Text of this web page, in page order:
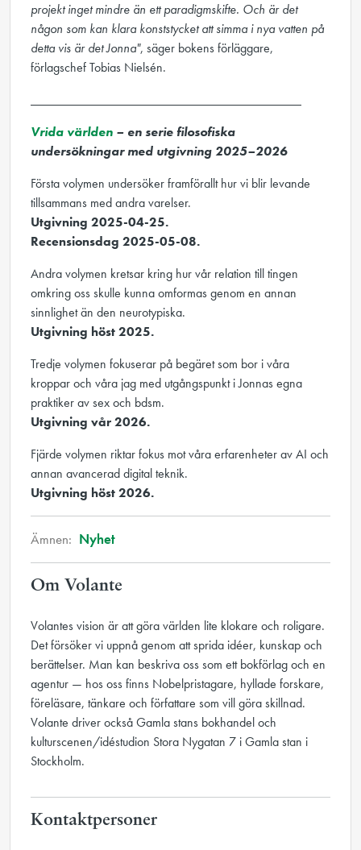
projekt inget mindre än ett paradigmskifte. Och är det
någon som kan klara konststycket att simma i nya vatten på
detta vis är det Jonna", säger bokens förläggare,
förlagschef Tobias Nielsén.
Vrida världen – en serie filosofiska
undersökningar med utgivning 2025–2026
Första volymen undersöker framförallt hur vi blir levande
tillsammans med andra varelser.
Utgivning 2025-04-25.
Recensionsdag 2025-05-08.
Andra volymen kretsar kring hur vår relation till tingen
omkring oss skulle kunna omformas genom en annan
sinnlighet än den neurotypiska.
Utgivning höst 2025.
Tredje volymen fokuserar på begäret som bor i våra
kroppar och våra jag med utgångspunkt i Jonnas egna
praktiker av sex och bdsm.
Utgivning vår 2026.
Fjärde volymen riktar fokus mot våra erfarenheter av AI och
annan avancerad digital teknik.
Utgivning höst 2026.
Ämnen: Nyhet
Om Volante
Volantes vision är att göra världen lite klokare och roligare.
Det försöker vi uppnå genom att sprida idéer, kunskap och
berättelser. Man kan beskriva oss som ett bokförlag och en
agentur — hos oss finns Nobelpristagare, hyllade forskare,
föreläsare, tänkare och författare som vill göra skillnad.
Volante driver också Gamla stans bokhandel och
kulturscenen/idéstudion Stora Nygatan 7 i Gamla stan i
Stockholm.
Kontaktpersoner